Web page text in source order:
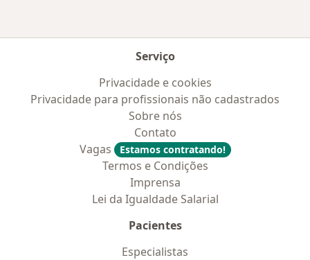
Serviço
Privacidade e cookies
Privacidade para profissionais não cadastrados
Sobre nós
Contato
Vagas
Estamos contratando!
Termos e Condições
Imprensa
Lei da Igualdade Salarial
Pacientes
Especialistas